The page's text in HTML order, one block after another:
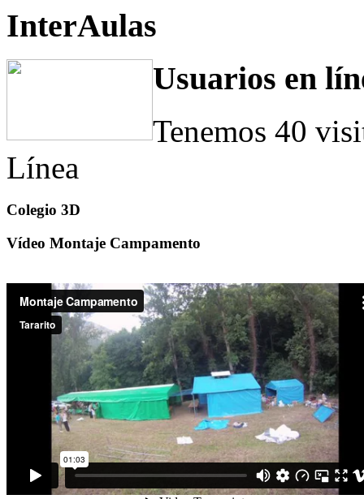
InterAulas
Usuarios en
Tenemos 40
Línea
Colegio 3D
Vídeo Montaje Campamento